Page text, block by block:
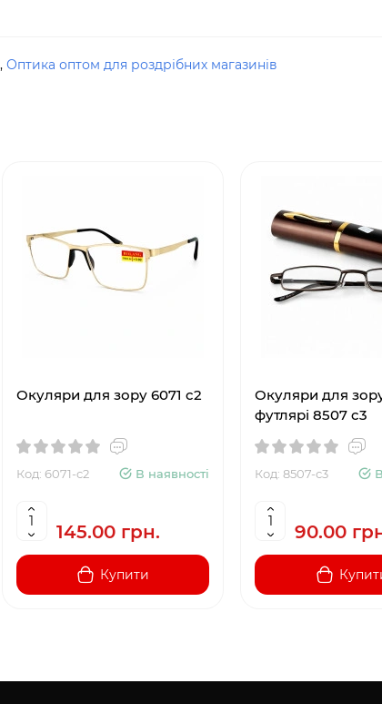
, Оптика оптом для роздрібних магазинів
Окуляри для зору 6071 c2
Код: 6071-c2 В наявності
145.00 грн.
Купити
Окуляри для
футлярі 8507 c3
Код: 8507-с3
90.00